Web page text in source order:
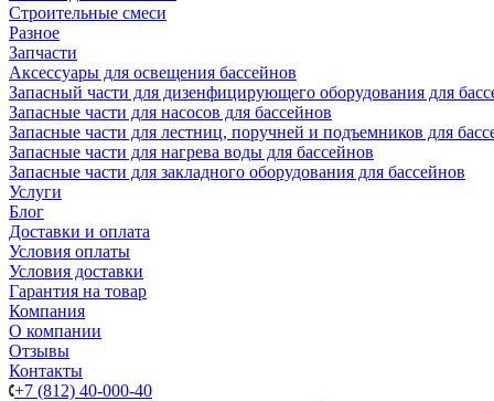
Строительные смеси
Разное
Запчасти
Аксессуары для освещения бассейнов
Запасный части для дизенфицирующего оборудования для
Запасные части для насосов для бассейнов
Запасные части для лестниц, поручней и подъемников для
Запасные части для нагрева воды для бассейнов
Запасные части для закладного оборудования для бассейнов
Услуги
Блог
Доставки и оплата
Условия оплаты
Условия доставки
Гарантия на товар
Компания
О компании
Отзывы
Контакты
+7 (812) 40-000-40